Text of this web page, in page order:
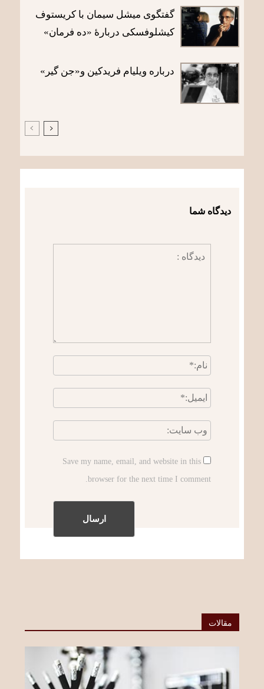
گفتگو‌ی میشل سیمان با کریستوف
کیشلوفسکی دربارۀ «ده فرمان»
درباره ویلیام فریدکین و«جن گیر»
دیدگاه شما
Save my name, email, and website in this
browser for the next time I comment.
مقالات